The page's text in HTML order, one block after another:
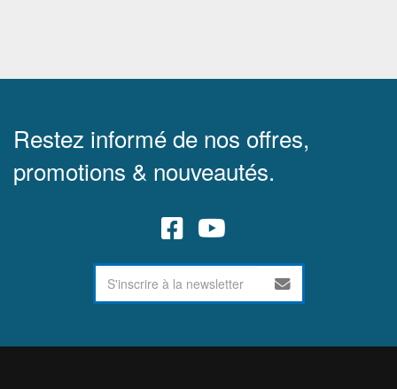
Restez informé de nos offres,
promotions & nouveautés.